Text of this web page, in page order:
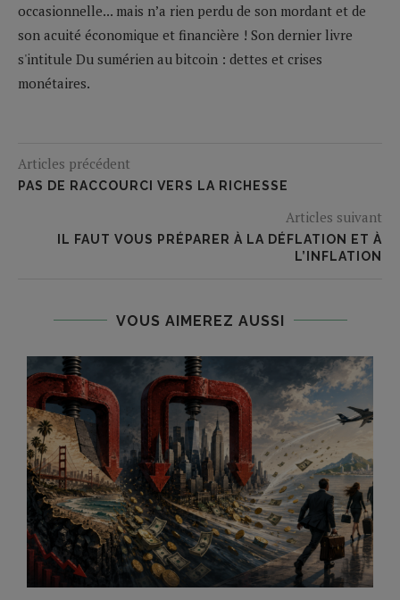
occasionnelle... mais n’a rien perdu de son mordant et de
son acuité économique et financière ! Son dernier livre
s'intitule Du sumérien au bitcoin : dettes et crises
monétaires.
Articles précédent
PAS DE RACCOURCI VERS LA RICHESSE
Articles suivant
IL FAUT VOUS PRÉPARER À LA DÉFLATION ET À
L’INFLATION
VOUS AIMEREZ AUSSI